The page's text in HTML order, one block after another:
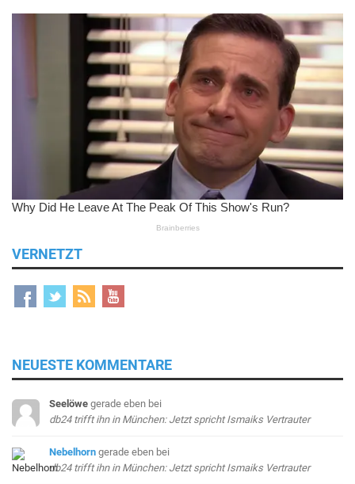
VERNETZT
NEUESTE KOMMENTARE
Seelöwe gerade eben bei
db24 trifft ihn in München: Jetzt spricht Ismaiks Vertrauter
Nebelhorn gerade eben bei
db24 trifft ihn in München: Jetzt spricht Ismaiks Vertrauter